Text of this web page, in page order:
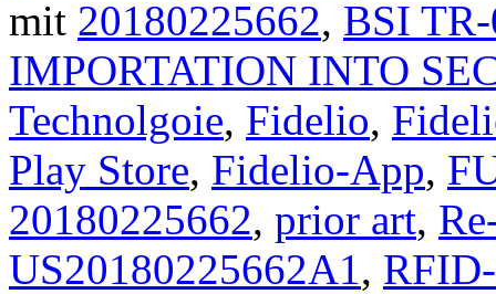
mit 20180225662, BSI
IMPORTATION INTO
Technolgoie, Fidelio,
Play Store, Fidelio-App,
20180225662, prior art,
US20180225662A1 ,